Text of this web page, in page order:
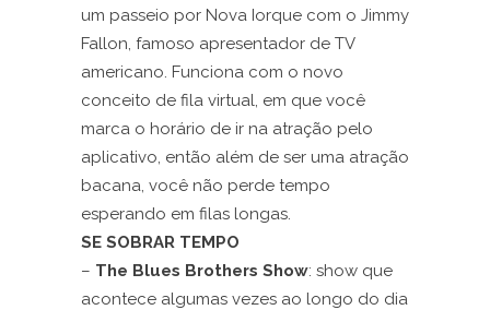
um passeio por Nova Iorque com o Jimmy
Fallon, famoso apresentador de TV
americano. Funciona com o novo
conceito de fila virtual, em que você
marca o horário de ir na atração pelo
aplicativo, então além de ser uma atração
bacana, você não perde tempo
esperando em filas longas.
SE SOBRAR TEMPO
– The Blues Brothers Show: show que
acontece algumas vezes ao longo do dia